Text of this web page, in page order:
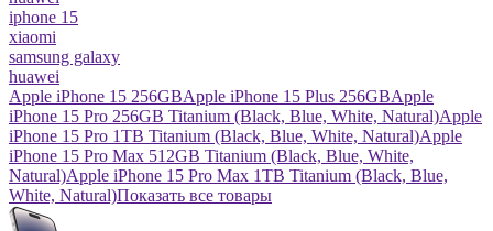
iphone 15
xiaomi
samsung galaxy
huawei
Apple iPhone 15 256GBApple iPhone 15 Plus 256GBApple
iPhone 15 Pro 256GB Titanium (Black, Blue, White, Natural)Apple
iPhone 15 Pro 1TB Titanium (Black, Blue, White, Natural)Apple
iPhone 15 Pro Max 512GB Titanium (Black, Blue, White,
Natural)Apple iPhone 15 Pro Max 1TB Titanium (Black, Blue,
White, Natural)Показать все товары